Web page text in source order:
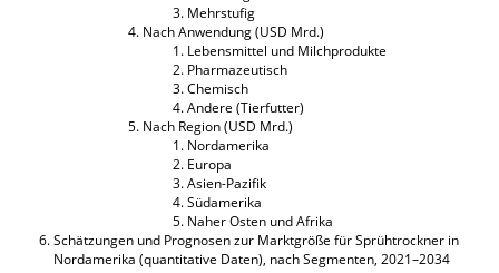
Mehrstufig
Nach Anwendung (USD Mrd.)
Lebensmittel und Milchprodukte
Pharmazeutisch
Chemisch
Andere (Tierfutter)
Nach Region (USD Mrd.)
Nordamerika
Europa
Asien-Pazifik
Südamerika
Naher Osten und Afrika
Schätzungen und Prognosen zur Marktgröße für Sprühtrockner in
Nordamerika (quantitative Daten), nach Segmenten, 2021–2034